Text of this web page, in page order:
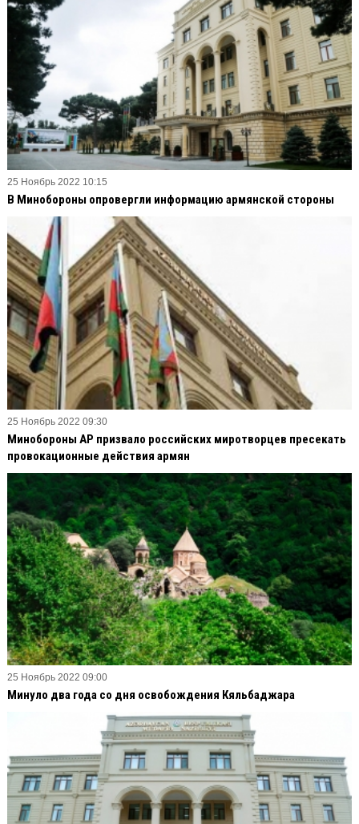
25 Ноябрь 2022 10:15
В Минобороны опровергли информацию армянской стороны
25 Ноябрь 2022 09:30
Минобороны АР призвало российских миротворцев пресекать
провокационные действия армян
25 Ноябрь 2022 09:00
Минуло два года со дня освобождения Кяльбаджара